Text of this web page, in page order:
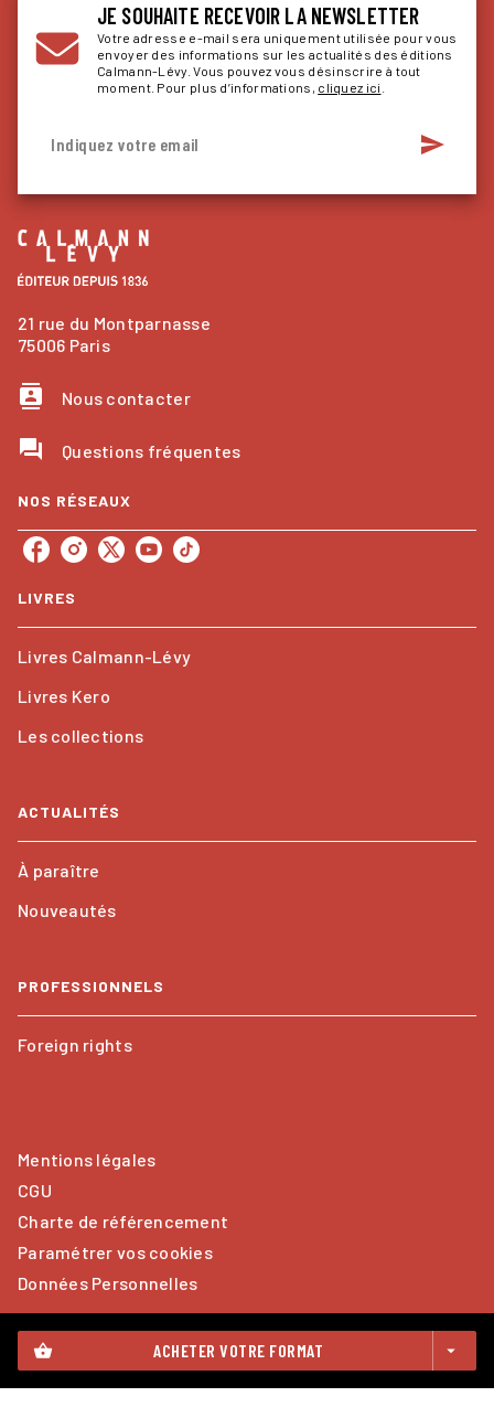
shopping_basket ACHETER VOTRE FORMAT arrow_drop_down
JE SOUHAITE RECEVOIR LA NEWSLETTER
Votre adresse e-mail sera uniquement utilisée pour vous
envoyer des informations sur les actualités des éditions
Calmann-Lévy. Vous pouvez vous désinscrire à tout
moment. Pour plus d’informations, cliquez ici
Indiquez votre email send
21 rue du Montparnasse
75006 Paris
contacts Nous contacter
question_answer Questions fréquentes
NOS RÉSEAUX
LIVRES
Livres Calmann-Lévy
Livres Kero
Les collections
ACTUALITÉS
À paraître
Nouveautés
PROFESSIONNELS
Foreign rights
Mentions légales
CGU
Charte de référencement
Paramétrer vos cookies
Données Personnelles